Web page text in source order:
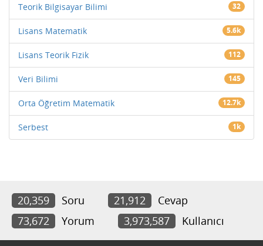
Teorik Bilgisayar Bilimi 32
Lisans Matematik 5.6k
Lisans Teorik Fizik 112
Veri Bilimi 145
Orta Öğretim Matematik 12.7k
Serbest 1k
20,359 Soru 21,912
Cevap
73,672
Yorum 3,973,587 Kullanıcı